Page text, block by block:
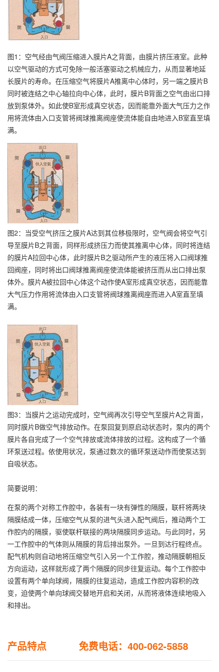
图1：空气经由气阀压缩进入膜片A之背面，由膜片挤压液室。此种
以空气驱动的方式可免除一般活塞驱动之机械应力，从而显著地延
长膜片的寿命。在压缩空气将膜片A推离中心体时，另一端之膜片B
同时被连结之中心轴拉向中心体，此时，膜片B背面之空气由出口排
放到泵体外。如此使B室形成真空状态，因而能靠外面大气压力之作
用将流体由入口支管将阀球推离阀座使流体能自由地进入B室直至填
满。
图2：当受空气挤压之膜片A达到其位移极限时，空气阀会将空气引
导至膜片B之背面，同样形成挤压力而使其推离中心体，同时将连结
的膜片A拉回中心体，此时膜片B之驱动所产生的液压将入口阀球推
回阀座，同时将出口阀球推离阀座使流体能被挤压而从出口排出泵
体外。膜片A被拉回中心体这个动作使A室形成真空状态，因而能靠
大气压力作用将流体由入口支管将阀球推离阀座而进入A室直至填
满。
图3：当膜片之运动完成时，空气阀再次引导空气至膜片A之背面，
同时膜片B做空气排放动作。在泵回复到原启动状态时，泵内的两个
膜片各自完成了一个空气排放或流体排放的过程。这构成了一个循
环泵送过程。依使用状况，泵通过数次的循环泵送动作而使泵达到
自吸状态。
简要说明：
在泵的两个对称工作腔中，各装有一块有弹性的隔膜，联杆将两块
隔膜结成一体，压缩空气从泵的进气头进入配气阀后，推动两个工
作腔内的隔膜，驱使联杆联接的两块隔膜同步运动。与此同时，另
一工作腔中的气体则从隔膜的背后排出泵外。一旦到达行程终点。
配气机构则自动地将压缩空气引入另一个工作腔，推动隔膜朝相反
方向运动，这样就形成了两个隔膜的同步往复运动。每个工作腔中
设置有两个单向球阀，隔膜的往复运动，造成工作腔内容积的改
变，迫使两个单向球阀交替地开启和关闭，从而将液体连续地吸入
和排出。
产品特点 免费电话：400-062-5858